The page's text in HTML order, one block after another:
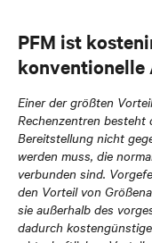
PFM ist
konventionelle
Einer der größten
Rechenzentren besteht
Bereitstellung nicht
werden muss, die
verbunden sind.
den Vorteil von
sie außerhalb des
dadurch